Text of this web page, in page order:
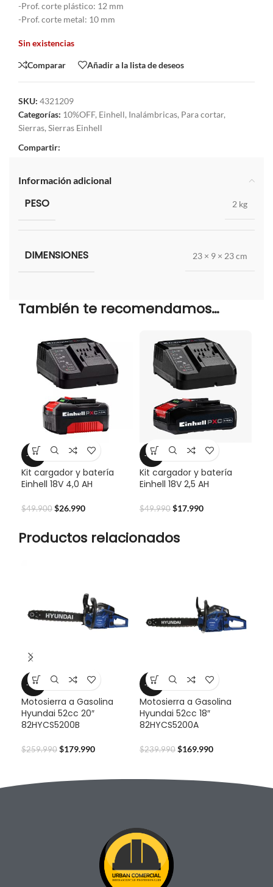
-Prof. corte plástico: 12 mm
-Prof. corte metal: 10 mm
Sin existencias
Comparar Añadir a la lista de deseos
SKU: 4321209
Categorías: 10%OFF, Einhell, Inalámbricas, Para cortar,
Sierras, Sierras Einhell
Compartir:
Información adicional
PESO 2 kg
DIMENSIONES 23 × 9 × 23 cm
También te recomendamos…
-46%
Kit cargador y batería
Einhell 18V 4,0 AH
$49.900 $26.990
-64%
Kit cargador y batería
Einhell 18V 2,5 AH
$49.990 $17.990
Productos relacionados
-31%
Motosierra a Gasolina
Hyundai 52cc 20″
82HYCS5200B
$259.990 $179.990
-29%
Motosierra a Gasolina
Hyundai 52cc 18″
82HYCS5200A
$239.990 $169.990